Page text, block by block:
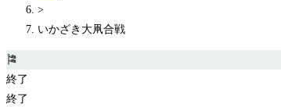
>
いかざき大凧合戦
🎏
終了
終了